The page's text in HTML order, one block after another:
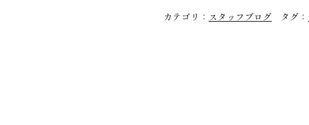
カテゴリ： スタッフブログ タグ：